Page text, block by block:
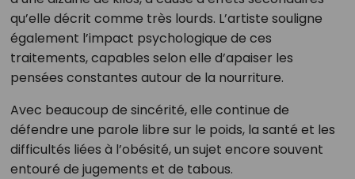
qu’elle décrit comme très lourds. L’artiste souligne
également l’impact psychologique de ces
traitements, capables selon elle d’apaiser les
pensées constantes autour de la nourriture.
Avec beaucoup de sincérité, elle continue de
défendre une parole libre sur le poids, la santé et les
difficultés liées à l’obésité, un sujet encore souvent
entouré de jugements et de tabous.